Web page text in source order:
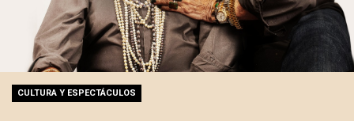
CULTURA Y ESPECTÁCULOS